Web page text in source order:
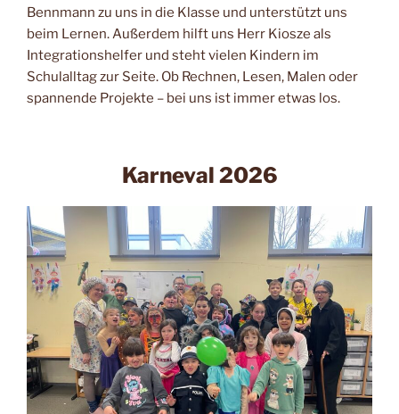
Bennmann zu uns in die Klasse und unterstützt uns
beim Lernen. Außerdem hilft uns Herr Kiosze als
Integrationshelfer und steht vielen Kindern im
Schulalltag zur Seite. Ob Rechnen, Lesen, Malen oder
spannende Projekte – bei uns ist immer etwas los.
Karneval 2026